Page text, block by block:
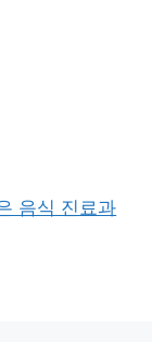
음식 진료과